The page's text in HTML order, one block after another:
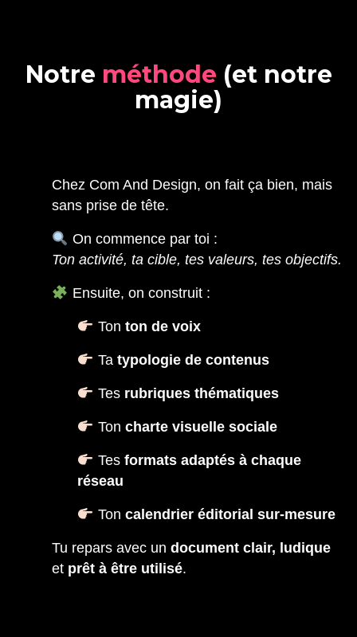
Notre méthode (et notre
magie)
Chez Com And Design, on fait ça bien, mais
sans prise de tête.
On commence par toi :
Ton activité, ta cible, tes valeurs, tes objectifs.
Ensuite, on construit :
Ton ton de voix
Ta typologie de contenus
Tes rubriques thématiques
Ton charte visuelle sociale
Tes formats adaptés à chaque
réseau
Ton calendrier éditorial sur-mesure
Tu repars avec un document clair, ludique
et prêt à être utilisé.